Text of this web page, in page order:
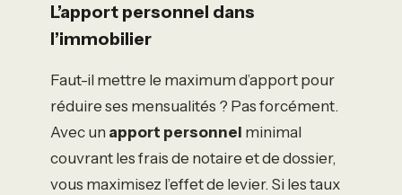
L’apport personnel dans
l’immobilier
Faut-il mettre le maximum d’apport pour
réduire ses mensualités ? Pas forcément.
Avec un apport personnel minimal
couvrant les frais de notaire et de dossier,
vous maximisez l’effet de levier. Si les taux